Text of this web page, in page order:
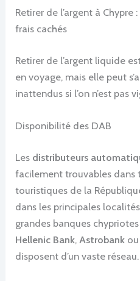
Retirer de l’argent à
frais cachés
Retirer de l’argent liquide
en voyage, mais elle peut
inattendus si l’on n’est pas
Disponibilité des DAB
Les distributeurs
facilement trouvables dans
touristiques de la
dans les principales
grandes banques
Hellenic Bank, Astrobank ou
disposent d’un vaste réseau.